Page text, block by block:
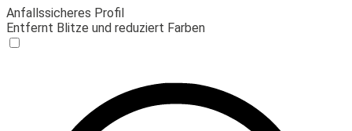
Anfallssicheres Profil
Entfernt Blitze und reduziert Farben